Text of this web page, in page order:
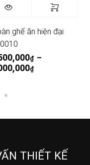
đến
ghế ăn hiện đại
₫ –
₫
THIẾT KẾ